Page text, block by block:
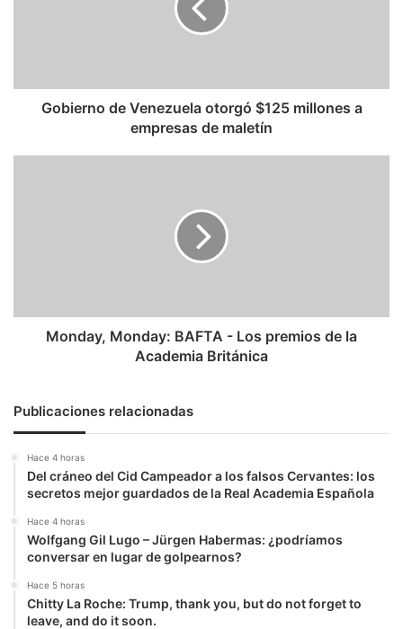
de
maletínGobierno de Venezuela otorgó $125 millones a
empresas de maletín
Academia
BritánicaMonday, Monday: BAFTA - Los premios de la
Academia Británica
Publicaciones relacionadas
Hace 4 horas
Del cráneo del Cid Campeador a los falsos Cervantes: los
secretos mejor guardados de la Real Academia Española
Hace 4 horas
Wolfgang Gil Lugo – Jürgen Habermas: ¿podríamos
conversar en lugar de golpearnos?
Hace 5 horas
Chitty La Roche: Trump, thank you, but do not forget to
leave, and do it soon.